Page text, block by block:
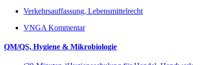
Verkehrsauffassung, Lebensmittelrecht
VNGA Kommentar
QM/QS, Hygiene & Mikrobiologie